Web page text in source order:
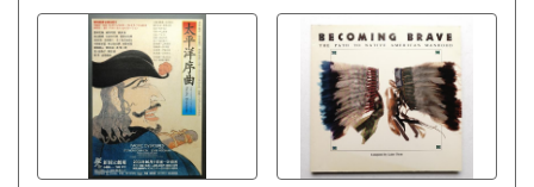
保正一、藤田君幸、江成常
夫、東康生 ; 文 : 大宅壮市、
村松喬ほか）